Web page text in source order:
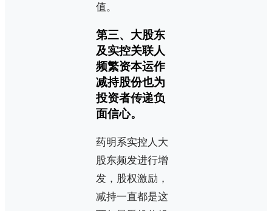
值。
第三、大股东
及实控关联人
频繁资本运作
减持股份也为
投资者传递负
面信心。
药明系实控人大
股东频发进行增
发，股权激励，
减持一直都是这